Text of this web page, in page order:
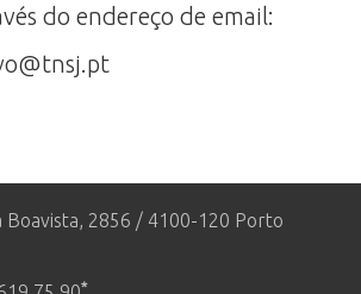
do endereço de email:
Boavista, 2856 / 4100-120 Porto
*